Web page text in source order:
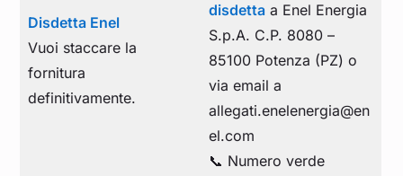
Disdetta Enel
Vuoi staccare la
fornitura
definitivamente.
disdetta a Enel Energia
S.p.A. C.P. 8080 –
85100 Potenza (PZ) o
via email a
allegati.enelenergia@en
el.com
📞 Numero verde